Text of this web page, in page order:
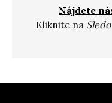
Nájdete
Kliknite na